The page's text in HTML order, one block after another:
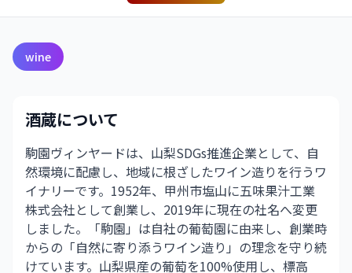
wine
酒蔵について
駒園ヴィンヤードは、山梨SDGs推進企業として、自
然環境に配慮し、地域に根ざしたワイン造りを行うワ
イナリーです。1952年、甲州市塩山に五味果汁工業
株式会社として創業し、2019年に現在の社名へ変更
しました。「駒園」は自社の葡萄園に由来し、創業時
からの「自然に寄り添うワイン造り」の理念を守り続
けています。山梨県産の葡萄を100%使用し、標高